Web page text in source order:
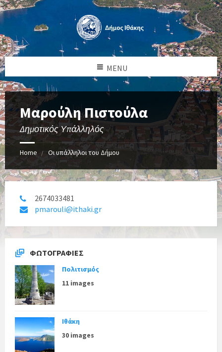
MENU
Μαρούλη Πιστούλα
Δημοτικός Υπάλληλός
Home Οι υπάλληλοι του Δήμου
2674033481
pmarouli@ithaki.gr
ΦΩΤΟΓΡΑΦΊΕΣ
Πολιτισμός
11 images
Ιθάκη
30 images